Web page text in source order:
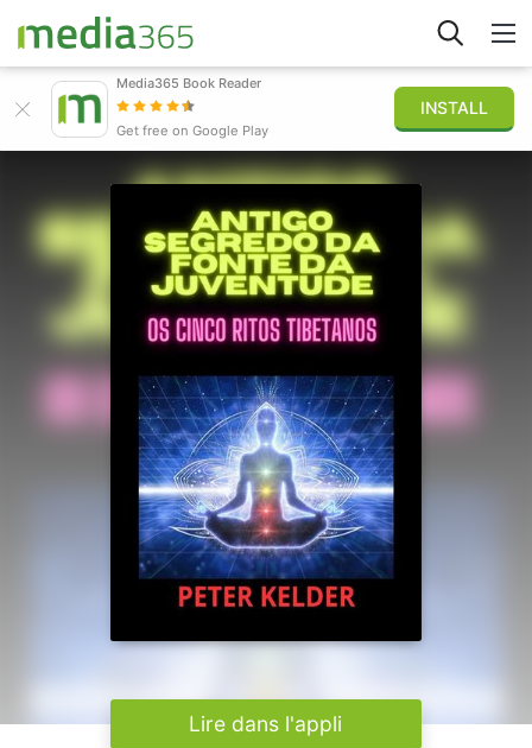
Connexion
Publier
Media365 Book Reader
Get free on Google Play
INSTALL
Lire dans l'appli